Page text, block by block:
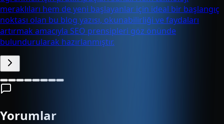
meraklıları hem de yeni başlayanlar için ideal bir başlangıç
noktası olan bu blog yazısı, okunabilirliği ve faydaları
artırmak amacıyla SEO prensipleri göz önünde
bulundurularak hazırlanmıştır.
Yorumlar